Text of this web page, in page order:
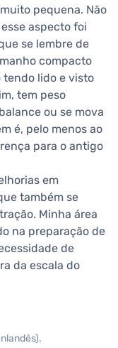
pequena. Não
aspecto foi
se lembre de
compacto
tendo lido e visto
tem peso
ou se mova
é, pelo menos ao
para o antigo
em
também se
Minha área
na preparação de
de
da escala do